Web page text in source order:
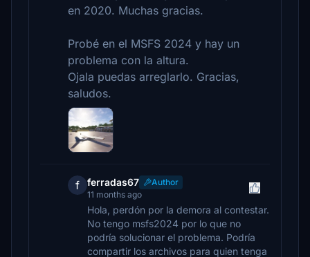
en 2020. Muchas gracias.
Probé en el MSFS 2024 y hay un
problema con la altura.
Ojala puedas arreglarlo. Gracias,
saludos.
f ferradas67
Author
11 months ago
Hola, perdón por la demora al contestar.
No tengo msfs2024 por lo que no
podría solucionar el problema. Podría
compartir los archivos para quien tenga